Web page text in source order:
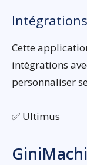
Cette
intégrations
personnaliser
✅ Ultimus